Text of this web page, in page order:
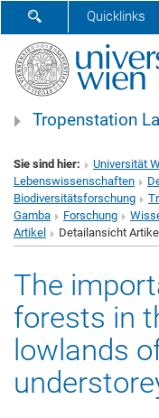
SUCHFORMULAR
Quicklinks
Tropenstation
Sie sind hier: Universität
Lebenswissenschaften
Biodiversitätsforschung
Gamba
Forschung
Artikel
Detailansicht Artikel
The
forests in
lowlands